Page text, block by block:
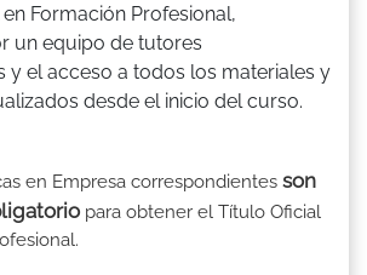
Formación Profesional,
un equipo de tutores
y el acceso a todos los materiales y
desde el inicio del curso.
en Empresa correspondientes son
para obtener el Título Oficial